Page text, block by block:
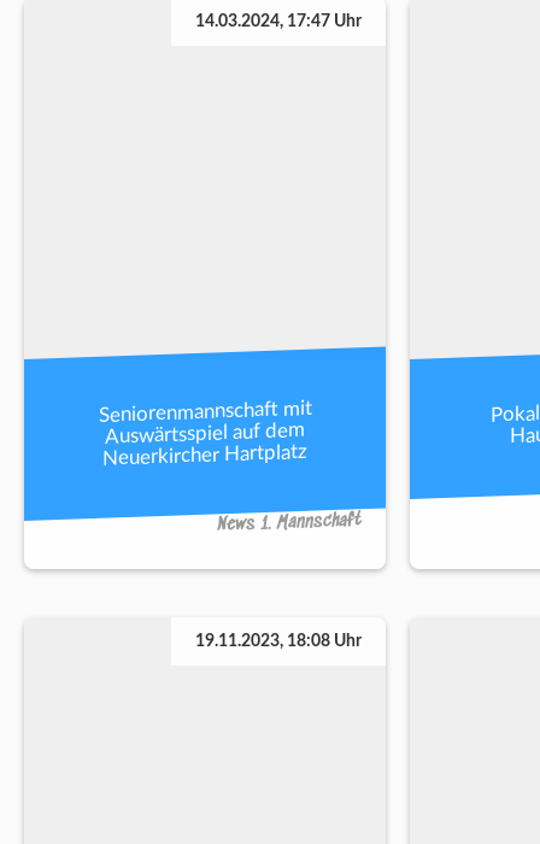
14.03.2024, 17:47 Uhr
Seniorenmannschaft mit
Auswärtsspiel auf dem
Neuerkircher Hartplatz
News 1. Mannschaft
19.11.2023, 18:08 Uhr